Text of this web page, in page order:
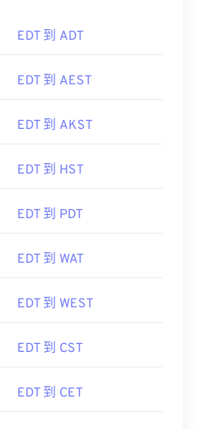
EDT 到 ADT
EDT 到 AEST
EDT 到 AKST
EDT 到 HST
EDT 到 PDT
EDT 到 WAT
EDT 到 WEST
EDT 到 CST
EDT 到 CET